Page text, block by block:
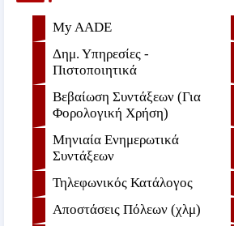
My AADE
Δημ. Υπηρεσίες -
Πιστοποιητικά
Βεβαίωση Συντάξεων (Για
Φορολογική Χρήση)
Μηνιαία Ενημερωτικά
Συντάξεων
Τηλεφωνικός Κατάλογος
Αποστάσεις Πόλεων (χλμ)